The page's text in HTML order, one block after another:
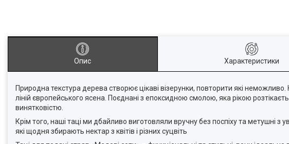
Опис Характеристики
Природна текстура дерева створює цікаві візерунки, повторити які
ліній європейського ясена. Поєднані з епоксидною смолою, яка рікою
винятковістю.
Крім того, наші таці ми дбайливо виготовляли вручну без поспіху та метушні
які щодня збирають нектар з квітів і різних суцвіть